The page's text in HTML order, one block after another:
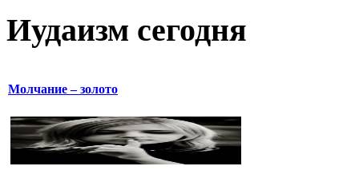
Иудаизм сегодня
Молчание – золото